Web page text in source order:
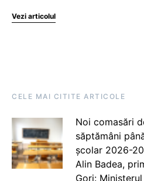
Vezi articolul
CELE MAI CITITE ARTICOLE
Noi comasări
săptămâni
școlar 2026-
Alin Badea,
Gorj: